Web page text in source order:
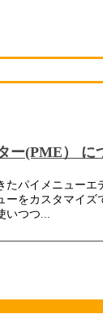
ー(PME） に
たパイメニュー
ーをカスタマイ
いつつ...